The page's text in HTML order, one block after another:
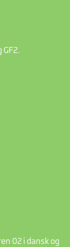
tværs af
relevante og
GF2.
02 i dansk og